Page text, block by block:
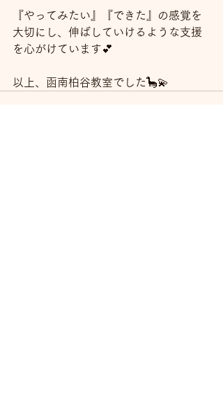
『やってみたい』『できた』の感覚を
大切にし、伸ばしていけるような支援
を心がけています💕
以上、函南柏谷教室でした🦕💫